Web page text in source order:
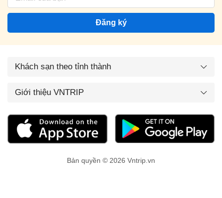
Đăng ký
Khách sạn theo tỉnh thành
Giới thiệu VNTRIP
Bản quyền © 2026 Vntrip.vn